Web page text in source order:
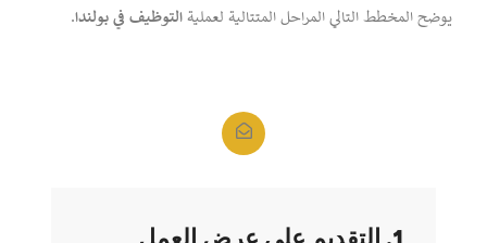
يوضح المخطط التالي المراحل المتتالية لعمليةالتوظيف في بولندا.
1. التقديم على عرض العمل